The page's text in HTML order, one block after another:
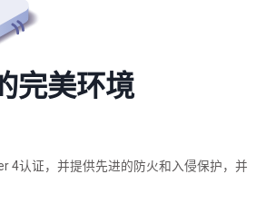
完美环境
4认证，并提供先进的防火和入侵保护，并